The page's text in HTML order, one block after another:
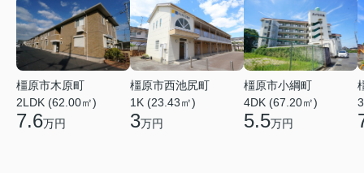
橿原市木原町
2LDK (62.00㎡)
7.6万円
橿原市西池尻町
1K (23.43㎡)
3万円
橿原市小綱町
4DK (67.20㎡)
5.5万円